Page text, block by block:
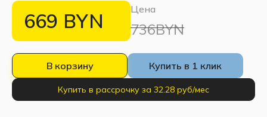
669 BYN Цена
736BYN
В корзину Купить в 1 клик
Купить в рассрочку за 32.28 руб/мес